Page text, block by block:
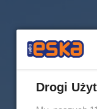
Drogi